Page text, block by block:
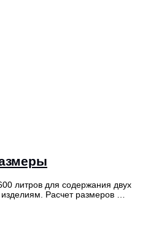
литров для содержания двух
Расчет размеров …